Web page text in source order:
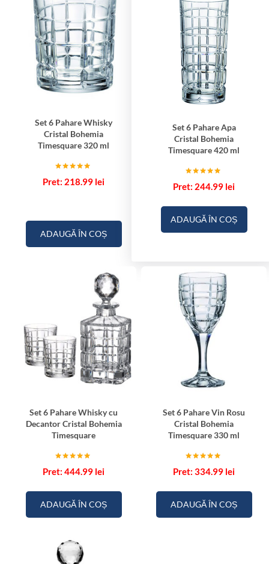
Set 6 Pahare Whisky
Cristal Bohemia
Timesquare 320 ml
5.00
218.99 lei
ADAUGĂ ÎN COȘ
Set 6 Pahare Apa
Cristal Bohemia
Timesquare 420 ml
5.00
244.99 lei
ADAUGĂ ÎN COȘ
Set 6 Pahare Whisky cu
Decantor Cristal Bohemia
Timesquare
5.00
444.99 lei
ADAUGĂ ÎN COȘ
Set 6 Pahare Vin Rosu
Cristal Bohemia
Timesquare 330 ml
5.00
334.99 lei
ADAUGĂ ÎN COȘ